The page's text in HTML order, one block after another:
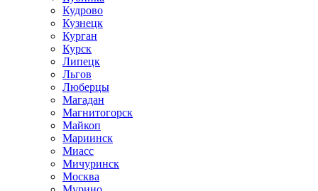
Кудрово
Кузнецк
Курган
Курск
Липецк
Льгов
Люберцы
Магадан
Магнитогорск
Майкоп
Мариинск
Миасс
Мичуринск
Москва